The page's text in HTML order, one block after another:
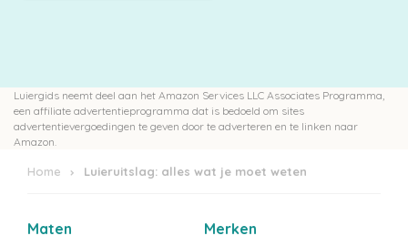
Luiergids neemt deel aan het Amazon Services LLC Associates Programma,
een affiliate advertentieprogramma dat is bedoeld om sites
advertentievergoedingen te geven door te adverteren en te linken naar
Amazon.
Home Luieruitslag: alles wat je moet weten
Maten Merken